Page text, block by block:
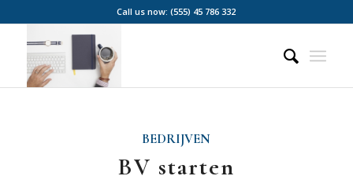
Call us now: (555) 45 786 332
BEDRIJVEN
BV starten